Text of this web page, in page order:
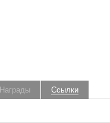
Награды Ссылки